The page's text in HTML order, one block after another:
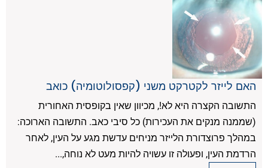
האם לייזר לקטרקט משני (קפסולוטומיה) כואב
התשובה הקצרה היא לא!, מכיוון שאין בקופסית האחורית
(שממנה מנקים את העכירות) כל סיבי כאב. התשובה הארוכה:
במהלך פרוצדורת הלייזר מניחים עדשת מגע על העין, לאחר
הרדמת העין, ופעולה זו עשויה להיות מעט לא נוחה,...